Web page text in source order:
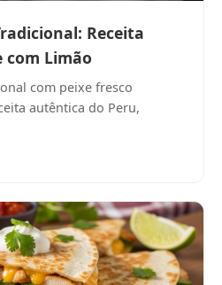
Receita
com Limão
com peixe fresco
autêntica do Peru,